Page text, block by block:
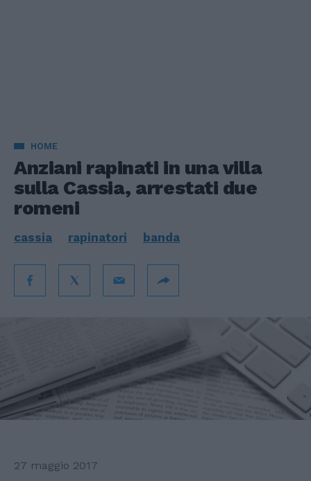
HOME
Anziani rapinati in una villa
sulla Cassia, arrestati due
romeni
cassia rapinatori banda
27 maggio 2017